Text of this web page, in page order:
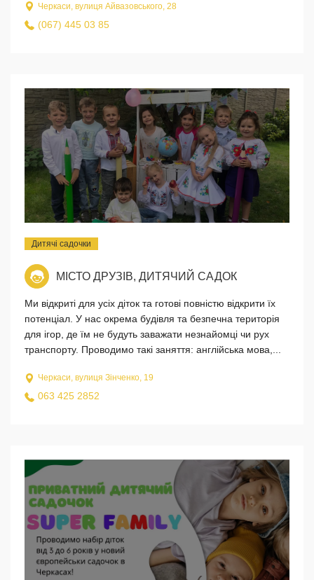
Черкаси, вулиця Айвазовського, 28
(067) 445 03 85
Дитячі садочки
МІСТО ДРУЗІВ, ДИТЯЧИЙ САДОК
Ми відкриті для усіх діток та готові повністю відкрити їх
потенціал. У нас окрема будівля та безпечна територія
для ігор, де їм не будуть заважати незнайомці чи рух
транспорту. Проводимо такі заняття: англійська мова,...
Черкаси, вулиця Зінченко, 19
063 425 2852